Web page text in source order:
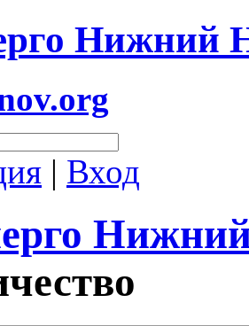
Нижний
| Вход